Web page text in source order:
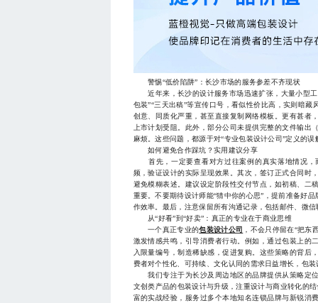
警惕“低价陷阱”：长沙市场的服务参差不齐现状
近年来，长沙的设计服务市场迅速扩张，大量小型工
包装”“三天出稿”等宣传口号，看似性价比高，实则暗
创意、同质化严重，甚至直接复制网络模板。更有甚者
上市计划受阻。此外，部分公司未提供完整的文件输
麻烦。这些问题，都源于对“专业包装设计公司”定义的
如何避免合作踩坑？实用建议分享
首先，一定要查看对方过往案例的真实落地情况，
频，验证设计的实际呈现效果。其次，签订正式合同时
避免模糊表述。建议设定阶段性交付节点，如初稿、二
重要。不要期待设计师能“猜中你的心思”，提前准备好
作效率。最后，注意保留所有沟通记录，包括邮件、微
从“好看”到“好卖”：真正的专业在于商业思维
一个真正专业的包装设计公司
，不会只停留在“把东
激发情感共鸣，引导消费者行动。例如，通过包装上的
入限量编号，制造稀缺感，促进复购。这些策略的背
费者对个性化、可持续、文化认同的需求日益增长，包
我们专注于为长沙及周边地区的品牌提供从策略定
文创类产品的包装设计与升级，注重设计与商业转化的
富的实战经验，服务过多个本地知名连锁品牌与新锐消